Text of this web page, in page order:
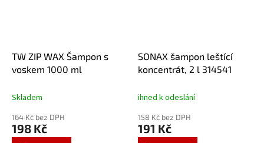
TW ZIP WAX Šampon s
voskem 1000 ml
Skladem
164 Kč bez DPH
198 Kč
SONAX šampon leštící
koncentrát, 2 l 314541
ihned k odeslání
158 Kč bez DPH
191 Kč